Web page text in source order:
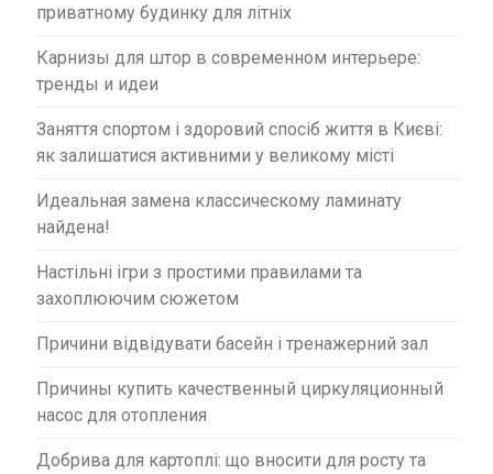
приватному будинку для літніх
Карнизы для штор в современном интерьере:
тренды и идеи
Заняття спортом і здоровий спосіб життя в Києві:
як залишатися активними у великому місті
Идеальная замена классическому ламинату
найдена!
Настільні ігри з простими правилами та
захоплюючим сюжетом
Причини відвідувати басейн і тренажерний зал
Причины купить качественный циркуляционный
насос для отопления
Добрива для картоплі: що вносити для росту та